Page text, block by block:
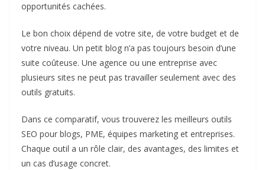
opportunités cachées.
Le bon choix dépend de votre site, de votre budget et de
votre niveau. Un petit blog n’a pas toujours besoin d’une
suite coûteuse. Une agence ou une entreprise avec
plusieurs sites ne peut pas travailler seulement avec des
outils gratuits.
Dans ce comparatif, vous trouverez les meilleurs outils
SEO pour blogs, PME, équipes marketing et entreprises.
Chaque outil a un rôle clair, des avantages, des limites et
un cas d’usage concret.